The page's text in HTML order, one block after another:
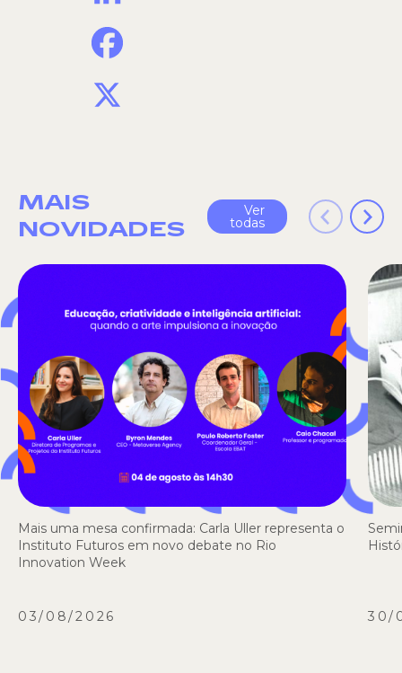
MAIS
NOVIDADES
Ver
todas
Mais uma mesa confirmada: Carla Uller representa o
Instituto Futuros em novo debate no Rio
Innovation Week
03/08/2026 30/